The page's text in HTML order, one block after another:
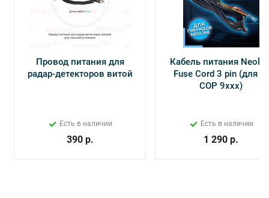
Провод питания для
радар-детекторов витой
Есть в наличии
390р.
Кабель питания
Fuse Cord 3 pin (для Х-
СОР 9ххх)
Есть в наличии
1 290 р.